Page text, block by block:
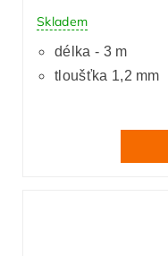
Skladem
délka - 3 m
tloušťka 1,2 mm